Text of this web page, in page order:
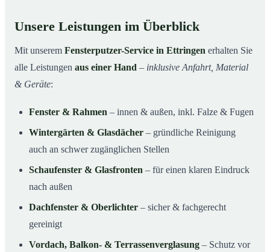
Unsere Leistungen im Überblick
Mit unserem Fensterputzer-Service in Ettringen erhalten Sie
alle Leistungen aus einer Hand – inklusive Anfahrt, Material
& Geräte:
Fenster & Rahmen – innen & außen, inkl. Falze & Fugen
Wintergärten & Glasdächer – gründliche Reinigung
auch an schwer zugänglichen Stellen
Schaufenster & Glasfronten – für einen klaren Eindruck
nach außen
Dachfenster & Oberlichter – sicher & fachgerecht
gereinigt
Vordach, Balkon- & Terrassenverglasung – Schutz vor